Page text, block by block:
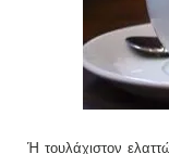
Ή τουλάχιστον